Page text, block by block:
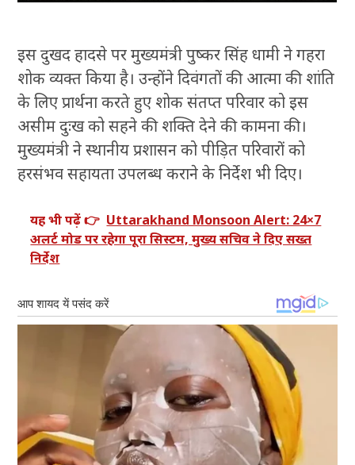
इस दुखद हादसे पर मुख्यमंत्री पुष्कर सिंह धामी ने गहरा
शोक व्यक्त किया है। उन्होंने दिवंगतों की आत्मा की शांति
के लिए प्रार्थना करते हुए शोक संतप्त परिवार को इस
असीम दुःख को सहने की शक्ति देने की कामना की।
मुख्यमंत्री ने स्थानीय प्रशासन को पीड़ित परिवारों को
हरसंभव सहायता उपलब्ध कराने के निर्देश भी दिए।
यह भी पढ़ें 👉 Uttarakhand Monsoon Alert: 24×7
अलर्ट मोड पर रहेगा पूरा सिस्टम, मुख्य सचिव ने दिए सख्त
निर्देश